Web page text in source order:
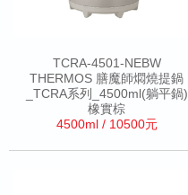
TCRA-4501-NEBW
THERMOS 膳魔師燜燒提鍋
_TCRA系列_4500ml(躺平鍋)
橡實棕
4500ml / 10500元